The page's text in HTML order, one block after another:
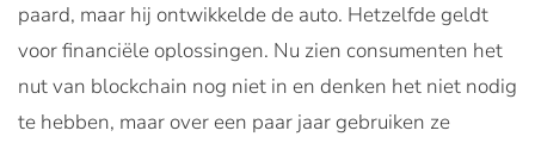
paard, maar hij ontwikkelde de auto. Hetzelfde geldt
voor financiële oplossingen. Nu zien consumenten het
nut van blockchain nog niet in en denken het niet nodig
te hebben, maar over een paar jaar gebruiken ze